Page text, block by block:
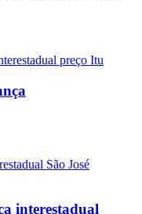
interestadual